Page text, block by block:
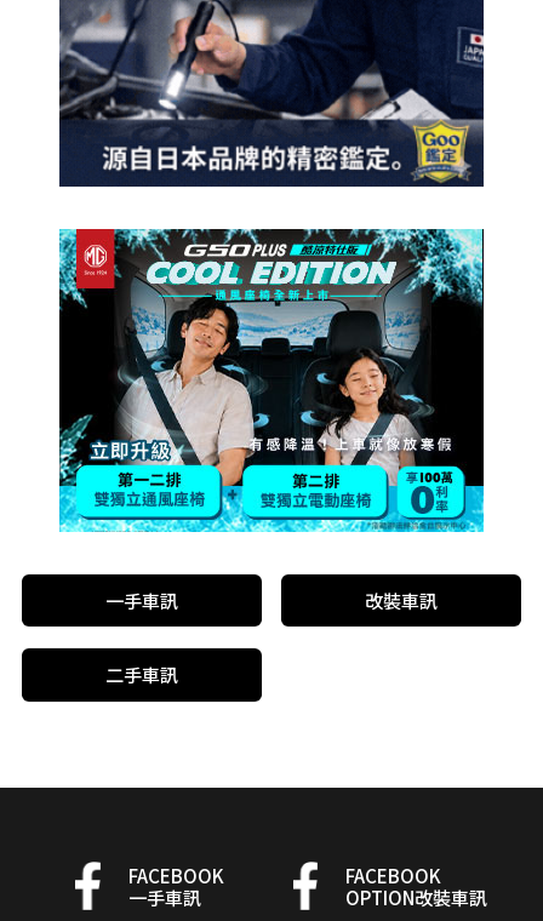
一手車訊 改裝車訊
二手車訊
FACEBOOK
一手車訊
FACEBOOK
OPTION改裝車訊